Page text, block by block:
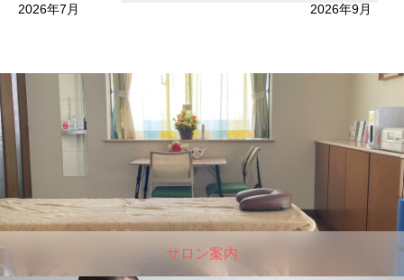
2026年7月 2026年9月
サロン案内